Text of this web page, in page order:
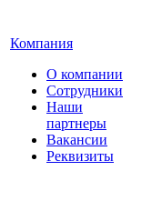
Компания
О компании
Сотрудники
Наши
партнеры
Вакансии
Реквизиты